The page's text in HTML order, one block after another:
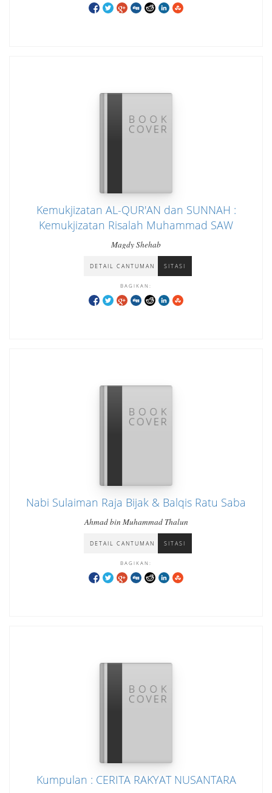
Kemukjizatan AL-QUR'AN dan SUNNAH :
Kemukjizatan Risalah Muhammad SAW
Magdy Shehab
DETAIL CANTUMAN SITASI
BAGIKAN:
Nabi Sulaiman Raja Bijak & Balqis Ratu Saba
Ahmad bin Muhammad Thalun
DETAIL CANTUMAN SITASI
BAGIKAN:
Kumpulan : CERITA RAKYAT NUSANTARA